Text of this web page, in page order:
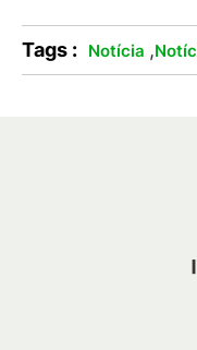
Tags : Notícia ,